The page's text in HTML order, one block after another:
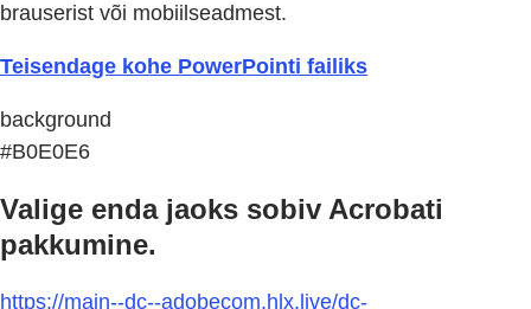
brauserist või mobiilseadmest.
Teisendage kohe PowerPointi failiks
background
#B0E0E6
Valige enda jaoks sobiv Acrobati
pakkumine.
https://main--dc--adobecom.hlx.live/dc-